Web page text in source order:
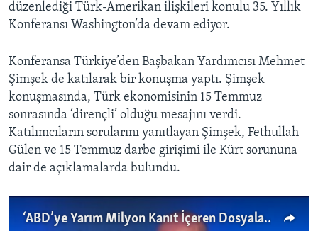
düzenlediği Türk-Amerikan ilişkileri konulu 35. Yıllık
Konferansı Washington’da devam ediyor.
Konferansa Türkiye’den Başbakan Yardımcısı Mehmet
Şimşek de katılarak bir konuşma yaptı. Şimşek
konuşmasında, Türk ekonomisinin 15 Temmuz
sonrasında ‘dirençli’ olduğu mesajını verdi.
Katılımcıların sorularını yanıtlayan Şimşek, Fethullah
Gülen ve 15 Temmuz darbe girişimi ile Kürt sorununa
dair de açıklamalarda bulundu.
‘ABD’ye Yarım Milyon Kanıt İçeren Dosyalar Sunduk’